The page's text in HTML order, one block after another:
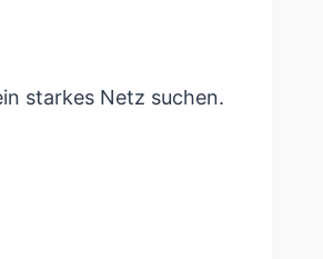
starkes Netz suchen.